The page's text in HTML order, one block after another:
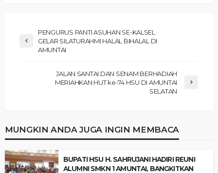
PENGURUS PANTI ASUHAN SE-KALSEL
GELAR SILATURAHMI HALAL BIHALAL DI
AMUNTAI
JALAN SANTAI DAN SENAM BERHADIAH
MERIAHKAN HUT ke-74 HSU DI AMUNTAI
SELATAN
MUNGKIN ANDA JUGA INGIN MEMBACA
‎BUPATI HSU H. SAHRUJANI HADIRI REUNI
ALUMNI SMKN 1 AMUNTAI, BANGKITKAN